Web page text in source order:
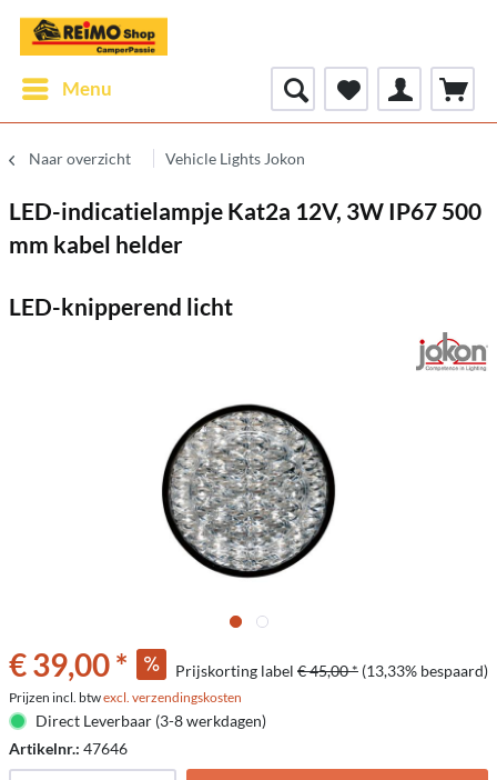
Menu
Naar overzicht Vehicle Lights Jokon
LED-indicatielampje Kat2a 12V, 3W IP67 500
mm kabel helder
LED-knipperend licht
€ 39,00 * Prijskorting label € 45,00 * (13,33% bespaard)
Prijzen incl. btwexcl. verzendingskosten
Direct Leverbaar (3-8 werkdagen)
Artikelnr.: 47646